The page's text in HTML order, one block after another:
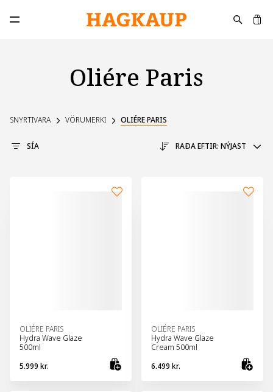
Opna aðalvalmynd
Oliére Paris
SNYRTIVARA VÖRUMERKI OLIÉRE PARIS
SÍA RAÐA EFTIR: NÝJAST
OLIÉRE PARIS
Hydra Wave Glaze
500ml
5.999 kr.
Bæta við körfu
OLIÉRE PARIS
Hydra Wave Glaze
Cream 500ml
6.499 kr.